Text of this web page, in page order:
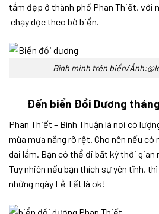
tắm đẹp ở thành phố Phan Thiết, với
chạy dọc theo bờ biển.
Bình minh trên biển/
Đến biển Đồi Dương
Phan Thiết – Bình Thuận là nơi có
mùa mưa nắng rõ rệt. Cho nên nếu
dai lắm. Bạn có thể đi bất kỳ thời
Tuy nhiên nếu bạn thích sự yên tĩnh,
những ngày Lễ Tết là ok!